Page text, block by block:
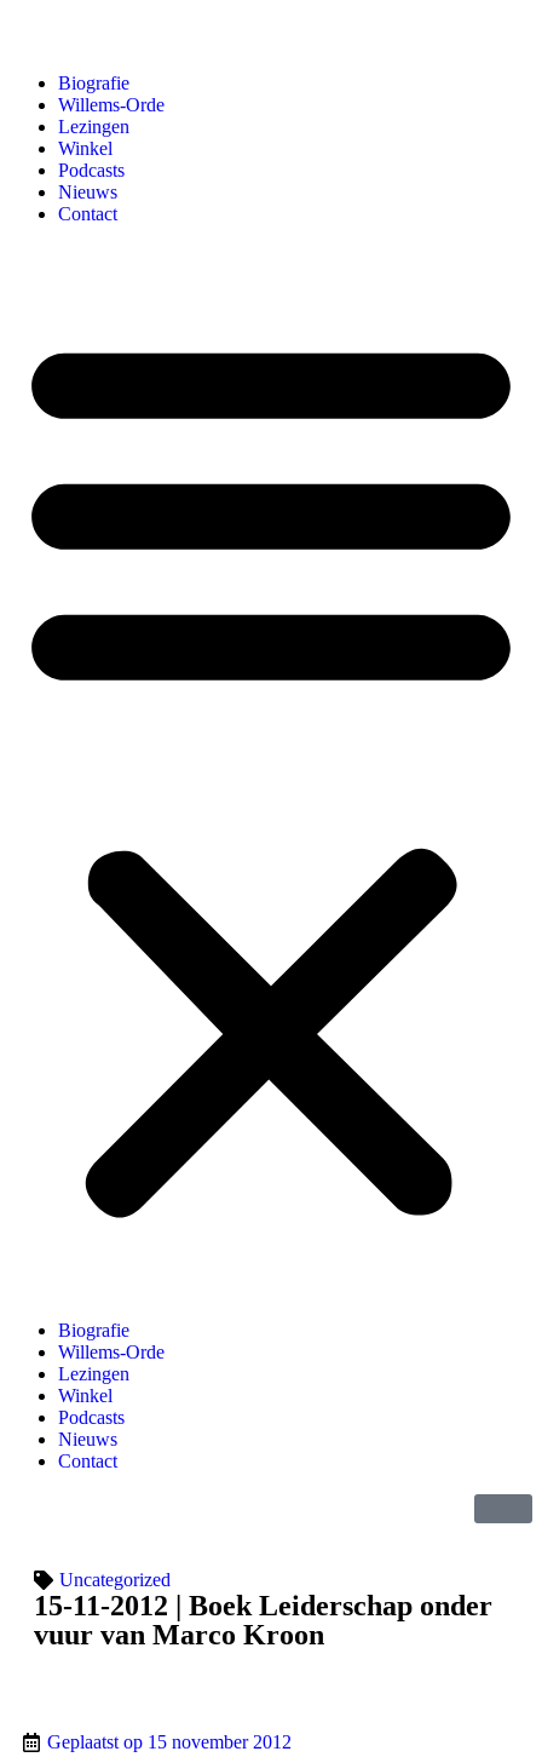
Biografie
Willems-Orde
Lezingen
Winkel
Podcasts
Nieuws
Contact
Biografie
Willems-Orde
Lezingen
Winkel
Podcasts
Nieuws
Contact
Uncategorized
15-11-2012 | Boek Leiderschap onder
vuur van Marco Kroon
Geplaatst op 15 november 2012